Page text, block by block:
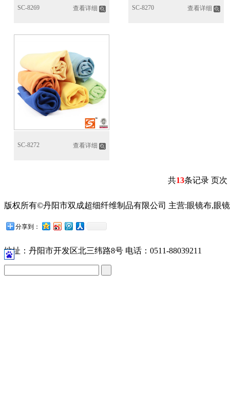
SC-8269 查看详细 SC-8270 查看详细
SC-8272 查看详细
共13条记录 页次
版权所有©丹阳市双成超细纤维制品有限公司 主营:眼镜布,眼
分享到：
地址：丹阳市开发区北三纬路8号 电话：0511-88039211